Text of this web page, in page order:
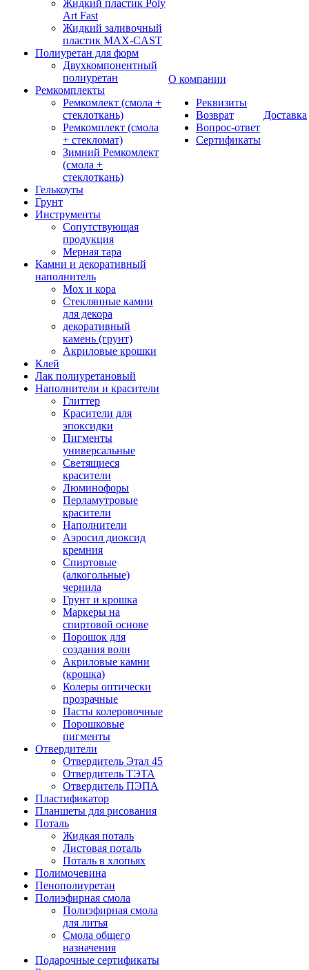
Жидкий пластик Poly
Art Fast
Жидкий заливочный
пластик MAX-CAST
Полиуретан для форм
Двухкомпонентный
полиуретан
Ремкомплекты
Ремкомлект (смола +
стеклоткань)
Ремкомплект (смола
+ стекломат)
Зимний Ремкомлект
(смола +
стеклоткань)
Гелькоуты
Грунт
Инструменты
Сопутствующая
продукция
Мерная тара
Камни и декоративный
наполнитель
Мох и кора
Стеклянные камни
для декора
декоративный
камень (грунт)
Акриловые крошки
Клей
Лак полиуретановый
Наполнители и красители
Глиттер
Красители для
эпоксидки
Пигменты
универсальные
Светящиеся
красители
Люминофоры
Перламутровые
красители
Наполнители
Аэросил диоксид
кремния
Спиртовые
(алкогольные)
чернила
Грунт и крошка
Маркеры на
спиртовой основе
Порошок для
создания волн
Акриловые камни
(крошка)
Колеры оптически
прозрачные
Пасты колеровочные
Порошковые
пигменты
Отвердители
Отвердитель Этал 45
Отвердитель ТЭТА
Отвердитель ПЭПА
Пластификатор
Планшеты для рисования
Поталь
Жидкая поталь
Листовая поталь
Поталь в хлопьях
Полимочевина
Пенополиуретан
Полиэфирная смола
Полиэфирная смола
для литья
Смола общего
назначения
Подарочные сертификаты
О компании
Реквизиты
Возврат
Вопрос-ответ
Сертификаты
Доставка